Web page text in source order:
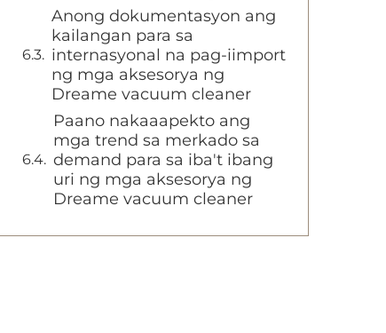
Anong dokumentasyon ang
kailangan para sa
internasyonal na pag-iimport
ng mga aksesorya ng
Dreame vacuum cleaner
Paano nakaaapekto ang
mga trend sa merkado sa
demand para sa iba't ibang
uri ng mga aksesorya ng
Dreame vacuum cleaner